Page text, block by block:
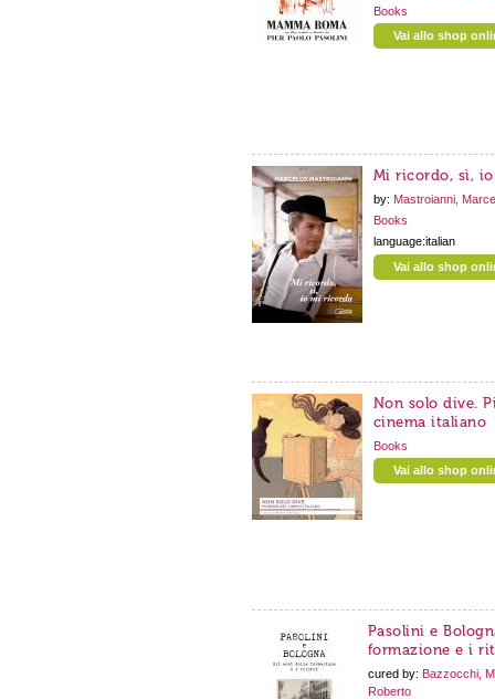
Books
Vai allo shop
Mi ricordo, sì,
by: Mastroianni,
Books
language:italian
Vai allo shop
Non solo dive.
cinema italiano
Books
Vai allo shop
Pasolini e
formazione e i
cured by: Bazzocchi,
Roberto